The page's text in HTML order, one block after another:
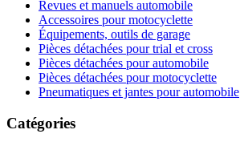
Revues et manuels automobile
Accessoires pour motocyclette
Équipements, outils de garage
Pièces détachées pour trial et cross
Pièces détachées pour automobile
Pièces détachées pour motocyclette
Pneumatiques et jantes pour automobile
Catégories